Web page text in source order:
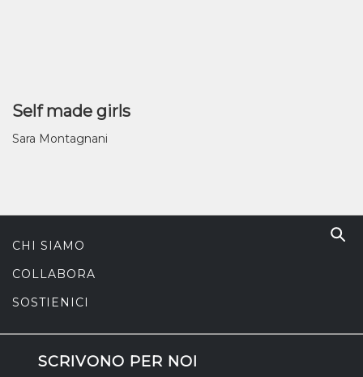
Self made girls
Sara Montagnani
CHI SIAMO
COLLABORA
SOSTIENICI
SCRIVONO PER NOI